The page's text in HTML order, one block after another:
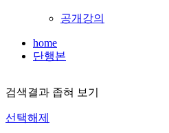
공개강의
home
단행본
검색결과 좁혀 보기
선택해제